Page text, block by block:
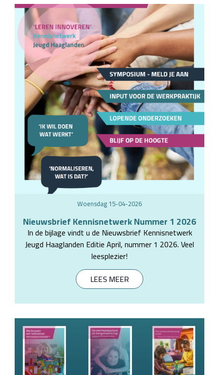
woensdag 15-04-2026
Nieuwsbrief Kennisnetwerk Nummer 1 2026
In de bijlage vindt u de Nieuwsbrief Kennisnetwerk
Jeugd Haaglanden Editie April, nummer 1 2026. Veel
leesplezier!
LEES MEER